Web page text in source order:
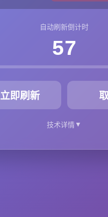
自动刷新倒计时
57
立即刷新
技术详情▼